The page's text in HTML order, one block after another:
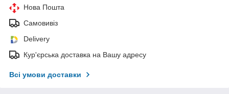
Нова Пошта
Самовивіз
Delivery
Кур'єрська доставка на Вашу адресу
Всі умови доставки